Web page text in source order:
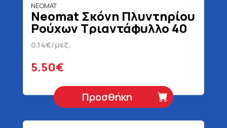
NEOMAT
Neomat Σκόνη Πλυντηρίου
Ρούχων Τριαντάφυλλο 40
Μεζούρες 2 kg
0.14€/μεζ.
5.50€
Προσθήκη